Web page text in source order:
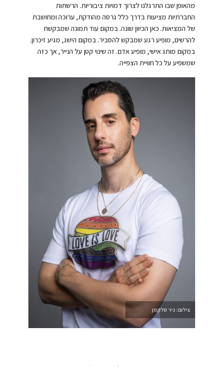
מהאופן שבו התרגלנו לצרוך דמויות ציבוריות. הרשתות
החברתיות מציעות בדרך כלל גרסה מהודקת, ערוכה ומחושבת
של המציאות. כאן הכיוון שונה. במקום עוד תמונה שמבקשת
להרשים, מופיע רגע שמבקש להסביר. במקום הישג, מגיע זיכרון.
במקום מותג אישי, מופיע אדם. זה שינוי קטן על הנייר, אך כזה
שמשפיע על כל חוויית הצפייה.
צילום: ניר סלקמן